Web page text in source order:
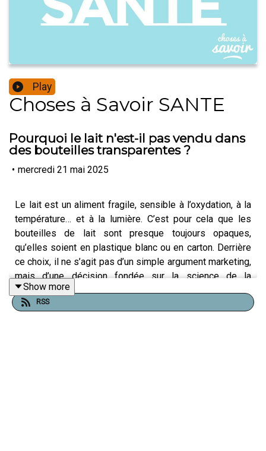
Play
Choses à Savoir SANTE
Pourquoi le lait n'est-il pas vendu dans
des bouteilles transparentes ?
• mercredi 21 mai 2025
Le lait est un aliment fragile, sensible à l’oxydation, à la
température… et à la lumière. C’est pour cela que les
bouteilles de lait sont presque toujours opaques,
qu’elles soient en plastique blanc ou en carton. Derrière
ce choix, il ne s’agit pas d’un simple argument marketing,
mais d’une décision fondée sur la science de la
conservation.
La lumière, et en particulier les rayons ultraviolets (UV),
Show more
RSS